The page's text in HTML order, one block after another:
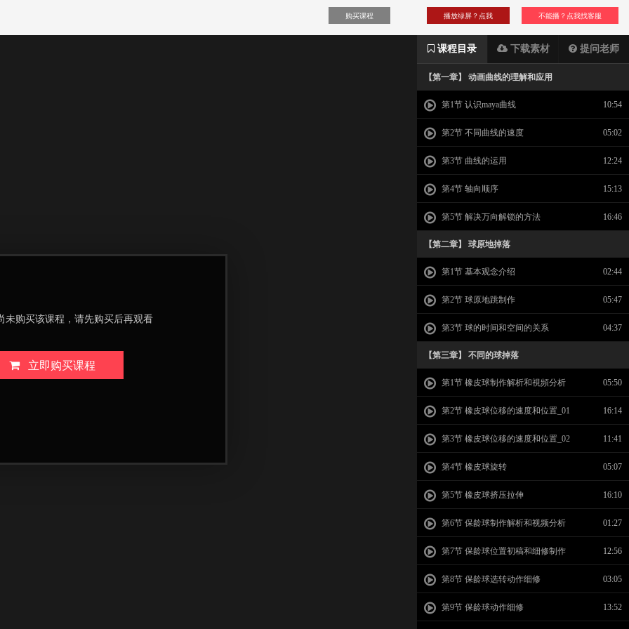
购买课程 不能播？点我找客服
播放绿屏？点我
课程目录 下载素材 提问老师
【第一章】 动画曲线的理解和应用
第1节 认识maya曲线 10:54
第2节 不同曲线的速度 05:02
第3节 曲线的运用 12:24
第4节 轴向顺序 15:13
第5节 解决万向解锁的方法 16:46
【第二章】 球原地掉落
第1节 基本观念介绍 02:44
第2节 球原地跳制作 05:47
第3节 球的时间和空间的关系 04:37
【第三章】 不同的球掉落
第1节 橡皮球制作解析和視頻分析 05:50
第2节 橡皮球位移的速度和位置_01 16:14
第3节 橡皮球位移的速度和位置_02 11:41
第4节 橡皮球旋转 05:07
第5节 橡皮球挤压拉伸 16:10
第6节 保龄球制作解析和视频分析 01:27
第7节 保龄球位置初稿和细修制作 12:56
第8节 保龄球选转动作细修 03:05
第9节 保龄球动作细修 13:52
未购买该课程，请先购买后再观看
立即购买课程